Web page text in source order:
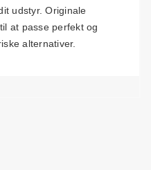
udstyr. Originale
at passe perfekt og
alternativer.